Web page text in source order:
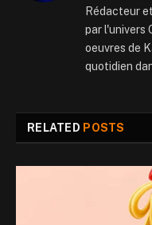
Rédacteur
par l'univers
oeuvres de
quotidien
RELATED POSTS